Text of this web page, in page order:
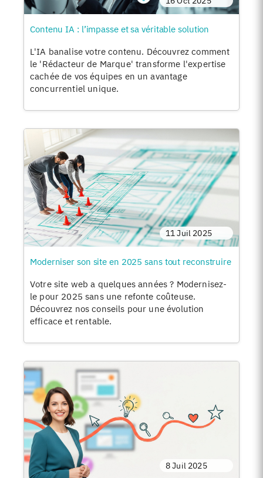
Contenu IA : l’impasse et sa véritable solution
L'IA banalise votre contenu. Découvrez comment
le 'Rédacteur de Marque' transforme l'expertise
cachée de vos équipes en un avantage
concurrentiel unique.
11 Juil 2025
Moderniser son site en 2025 sans tout reconstruire
Votre site web a quelques années ? Modernisez-
le pour 2025 sans une refonte coûteuse.
Découvrez nos conseils pour une évolution
efficace et rentable.
8 Juil 2025